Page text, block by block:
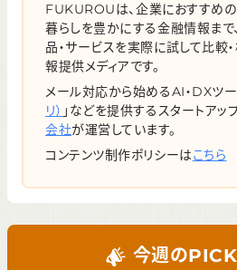
FUKUROUは、企業におすすめ
暮らしを豊かにする金融情報まで
品・サービスを実際に試して比較
報提供メディアです。
メール対応から始めるAI・DXツー
リ） 」などを提供するスタートア
会社が運営しています。
コンテンツ制作ポリシーはこちら
今週の